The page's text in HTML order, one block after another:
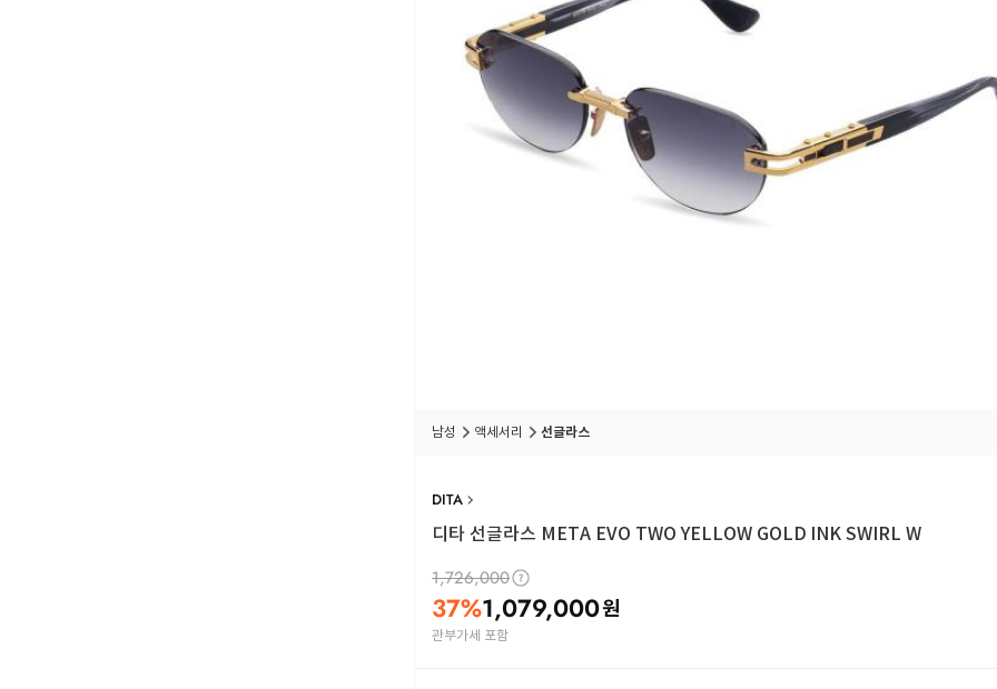
남성 액세서리 선글라스
DITA
디타 선글라스 META EVO TWO YELLOW GOLD INK SWIRL W
1,726,000
37%1,079,000원
관부가세 포함